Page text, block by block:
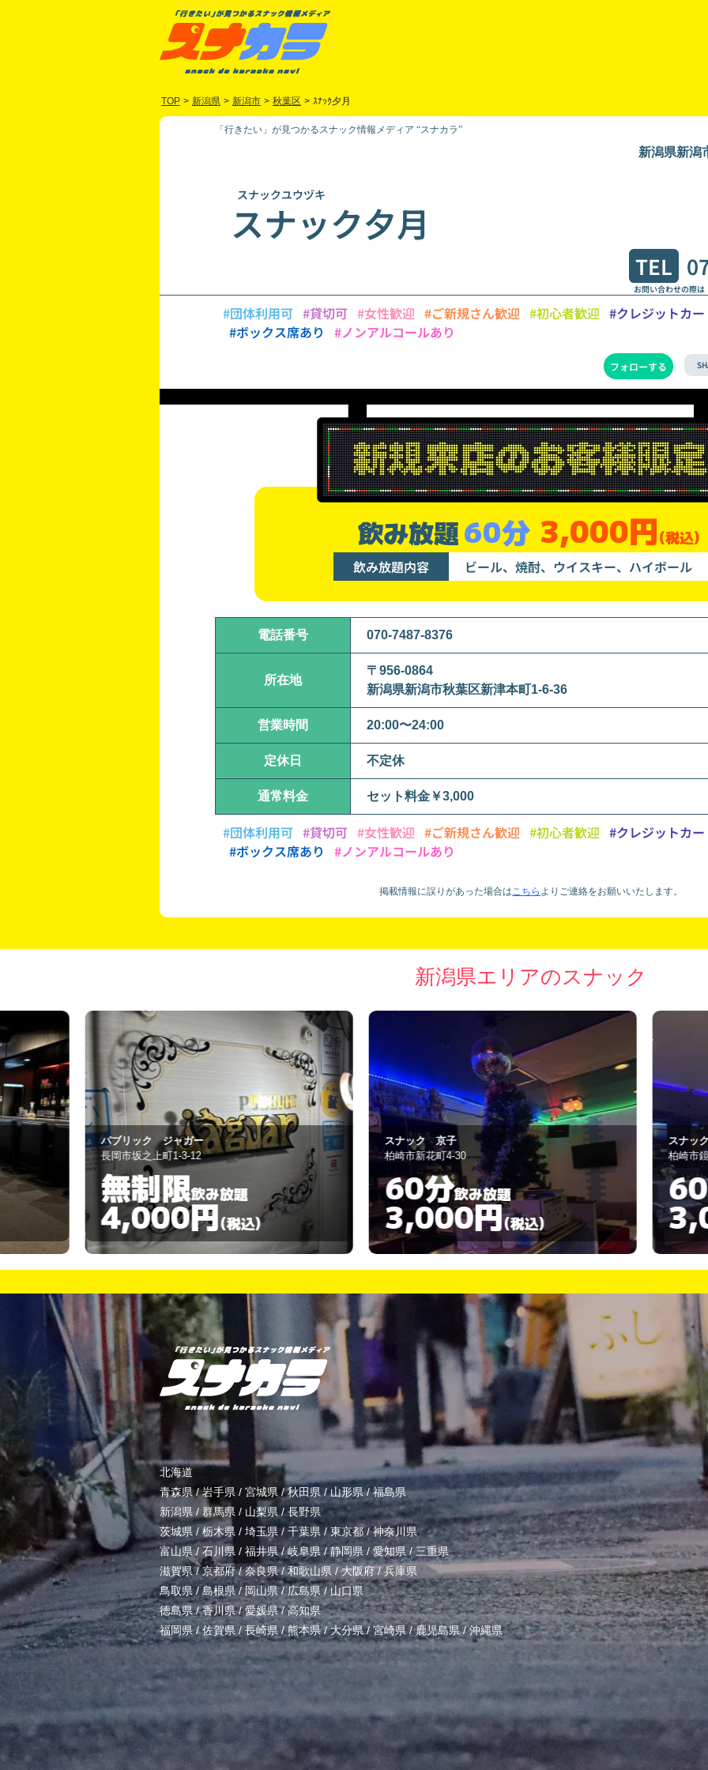
TOP > 新潟県 > 新潟市 > 秋葉区 > ｽﾅｯｸ夕月
「行きたい」が見つかるスナック情報メディア “スナカラ”
新潟県新潟
スナックユウヅキ
スナック夕月
TEL
お問い合わせの際
#団体利用可 #貸切可 #女性歓迎 #ご新規さん歓迎 #初心者歓迎 #クレジットカ
#ボックス席あり
#ノンアルコールあり
フォローする
飲み放題60分 3,000円(税込)
飲み放題内容 ビール、焼酎、ウイスキー、ハイボール
電話番号 070-7487-8376
所在地
〒956-0864
新潟県新潟市秋葉区新津本町1-6-36
営業時間 20:00〜24:00
定休日 不定休
通常料金 セット料金￥3,000
#団体利用可 #貸切可 #女性歓迎 #ご新規さん歓迎 #初心者歓迎 #クレジットカ
#ボックス席あり
#ノンアルコールあり
掲載情報に誤りがあった場合はこちら より ご連絡をお願いいたします。
新潟県エリアのスナック
スナック 京子
柏崎市新花町4-30
60分飲み放題
3,000円(税込)
スナック 藍藍
柏崎市鏡町9-13
60分飲み放題
3,000円(税込)
北海道
青森県/岩手県 / 宮城県 /秋田県 /山形県/福島県
新潟県 / 群馬県 / 山梨県/長野県
茨城県 / 栃木県 / 埼玉県/ 千葉県 /東京都/神奈川県
富山県/ 石川県 / 福井県/岐阜県/静岡県/ 愛知県 / 三重県
滋賀県/京都府/奈良県/和歌山県 /大阪府/兵庫県
鳥取県/島根県/岡山県/広島県/山口県
徳島県/香川県/愛媛県/高知県
福岡県/佐賀県/長崎県 /熊本県/大分県/宮崎県/鹿児島県/沖縄県